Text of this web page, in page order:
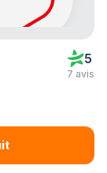
5
7 avis